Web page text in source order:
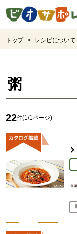
ページの先頭です。
トップ > レシピについて
粥
22件(1/1ページ)